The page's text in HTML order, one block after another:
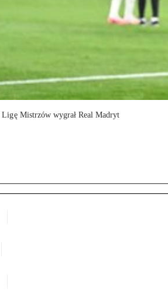
Ligę Mistrzów wygrał Real Madryt